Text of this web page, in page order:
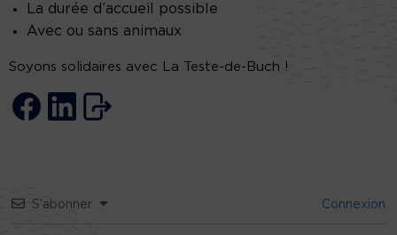
La durée d’accueil possible
Avec ou sans animaux
Soyons solidaires avec La Teste-de-Buch !
S’abonner Connexion